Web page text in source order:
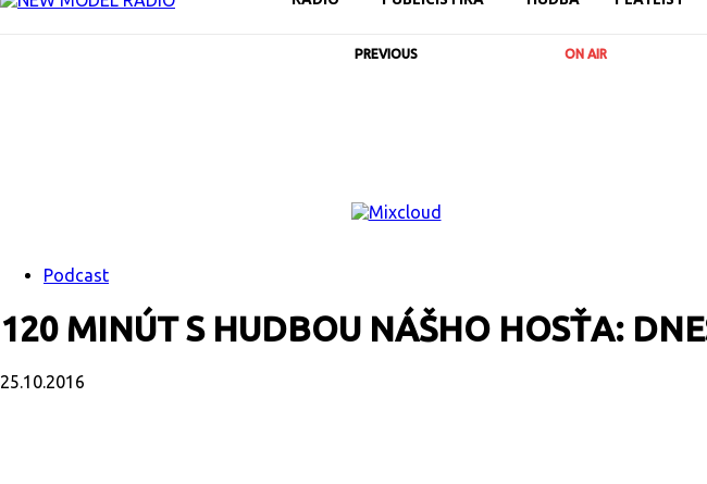
PREVIOUS ON AIR
Podcast
120 MINÚT S HUDBOU NÁŠHO HOSŤA:
25.10.2016